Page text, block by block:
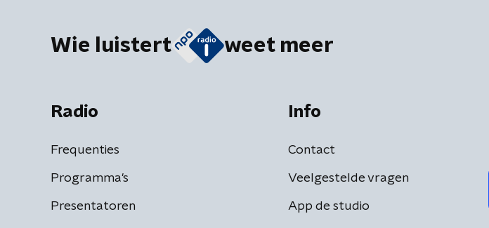
Wie luistert weet meer
Radio
Frequenties
Programma's
Presentatoren
Info
Contact
Veelgestelde vragen
App de studio